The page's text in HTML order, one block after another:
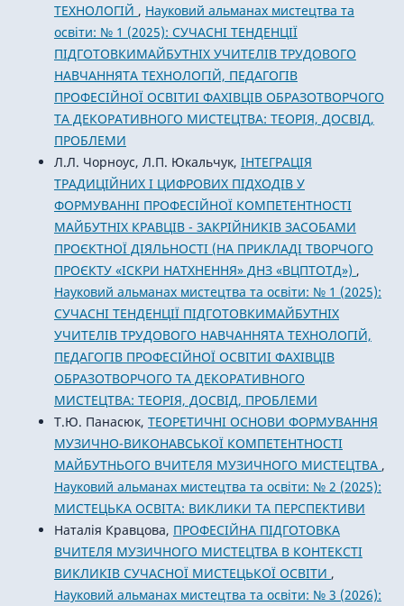
ТЕХНОЛОГІЙ , Науковий альманах мистецтва та
освіти: № 1 (2025): СУЧАСНІ ТЕНДЕНЦІЇ
ПІДГОТОВКИМАЙБУТНІХ УЧИТЕЛІВ ТРУДОВОГО
НАВЧАННЯТА ТЕХНОЛОГІЙ, ПЕДАГОГІВ
ПРОФЕСІЙНОЇ ОСВІТИІ ФАХІВЦІВ ОБРАЗОТВОРЧОГО
ТА ДЕКОРАТИВНОГО МИСТЕЦТВА: ТЕОРІЯ, ДОСВІД,
ПРОБЛЕМИ
Л.Л. Чорноус, Л.П. Юкальчук, ІНТЕГРАЦІЯ
ТРАДИЦІЙНИХ І ЦИФРОВИХ ПІДХОДІВ У
ФОРМУВАННІ ПРОФЕСІЙНОЇ КОМПЕТЕНТНОСТІ
МАЙБУТНІХ КРАВЦІВ - ЗАКРІЙНИКІВ ЗАСОБАМИ
ПРОЄКТНОЇ ДІЯЛЬНОСТІ (НА ПРИКЛАДІ ТВОРЧОГО
ПРОЄКТУ «ІСКРИ НАТХНЕННЯ» ДНЗ «ВЦПТОТД») ,
Науковий альманах мистецтва та освіти: № 1 (2025):
СУЧАСНІ ТЕНДЕНЦІЇ ПІДГОТОВКИМАЙБУТНІХ
УЧИТЕЛІВ ТРУДОВОГО НАВЧАННЯТА ТЕХНОЛОГІЙ,
ПЕДАГОГІВ ПРОФЕСІЙНОЇ ОСВІТИІ ФАХІВЦІВ
ОБРАЗОТВОРЧОГО ТА ДЕКОРАТИВНОГО
МИСТЕЦТВА: ТЕОРІЯ, ДОСВІД, ПРОБЛЕМИ
Т.Ю. Панасюк, ТЕОРЕТИЧНІ ОСНОВИ ФОРМУВАННЯ
МУЗИЧНО-ВИКОНАВСЬКОЇ КОМПЕТЕНТНОСТІ
МАЙБУТНЬОГО ВЧИТЕЛЯ МУЗИЧНОГО МИСТЕЦТВА ,
Науковий альманах мистецтва та освіти: № 2 (2025):
МИСТЕЦЬКА ОСВІТА: ВИКЛИКИ ТА ПЕРСПЕКТИВИ
Наталія Кравцова, ПРОФЕСІЙНА ПІДГОТОВКА
ВЧИТЕЛЯ МУЗИЧНОГО МИСТЕЦТВА В КОНТЕКСТІ
ВИКЛИКІВ СУЧАСНОЇ МИСТЕЦЬКОЇ ОСВІТИ ,
Науковий альманах мистецтва та освіти: № 3 (2026):